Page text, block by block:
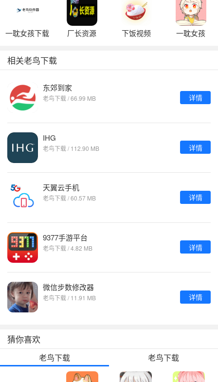
一耽女孩下载
厂长资源 下饭视频 一耽女孩
相关老鸟下载
东郊到家
老鸟下载 / 66.99 MB 详情
IHG
老鸟下载 / 112.90 MB 详情
天翼云手机
老鸟下载 / 60.57 MB 详情
9377手游平台
老鸟下载 / 4.82 MB 详情
微信步数修改器
老鸟下载 / 11.91 MB 详情
猜你喜欢
老鸟下载 老鸟下载